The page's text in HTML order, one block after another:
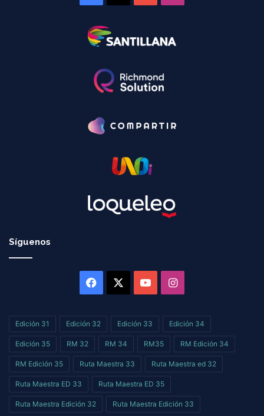
Síguenos
Facebook YouTubeInstagram
Edición 31 Edición 32 Edición 33 Edición 34
Edición 35 RM 32 RM 34 RM35 RM Edición 34
RM Edición 35 Ruta Maestra 33 Ruta Maestra ed 32
Ruta Maestra ED 33 Ruta Maestra ED 35
Ruta Maestra Edición 32 Ruta Maestra Edición 33